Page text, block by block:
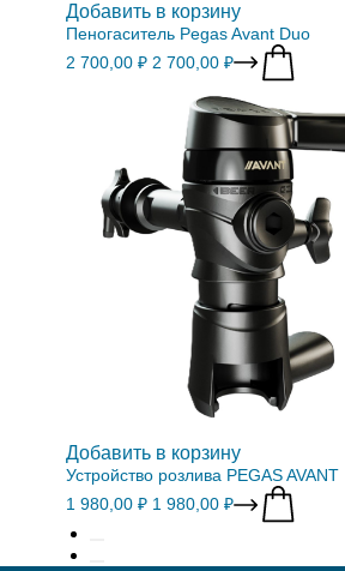
Добавить в корзину
Пеногаситель Pegas Avant Duo
2 700,00 ₽ 2 700,00 ₽
Добавить в корзину
Устройство розлива PEGAS AVANT
1 980,00 ₽ 1 980,00 ₽